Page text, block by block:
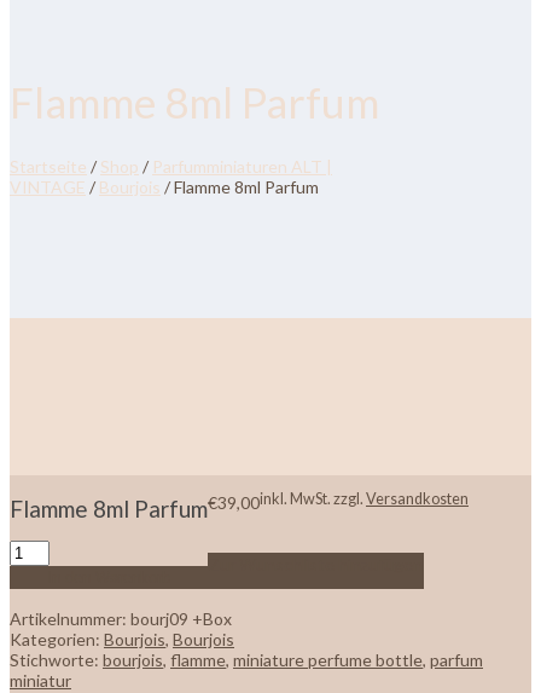
Flamme 8ml Parfum
Startseite / Shop / Parfumminiaturen ALT |
VINTAGE / Bourjois / Flamme 8ml Parfum
Flamme 8ml Parfum€39,00inkl. MwSt. zzgl. Versandkosten
Artikelnummer: bourj09 +Box
Kategorien: Bourjois, Bourjois
Stichworte: bourjois, flamme, miniature perfume bottle, parfum
miniatur